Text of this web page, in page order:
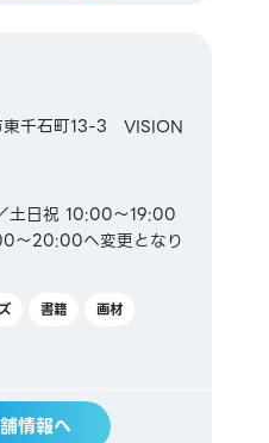
千石町13-3 VISION
土日祝 10:00～19:00
～20:00へ変更となり
書籍
画材
情報へ